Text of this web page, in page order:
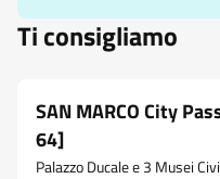
Ti consigliamo
SAN MARCO City
64]
Palazzo Ducale e 3 Musei